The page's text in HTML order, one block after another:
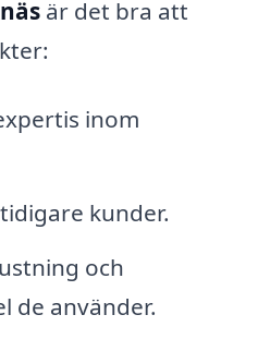
är det bra att
inom
kunder.
och
de använder.